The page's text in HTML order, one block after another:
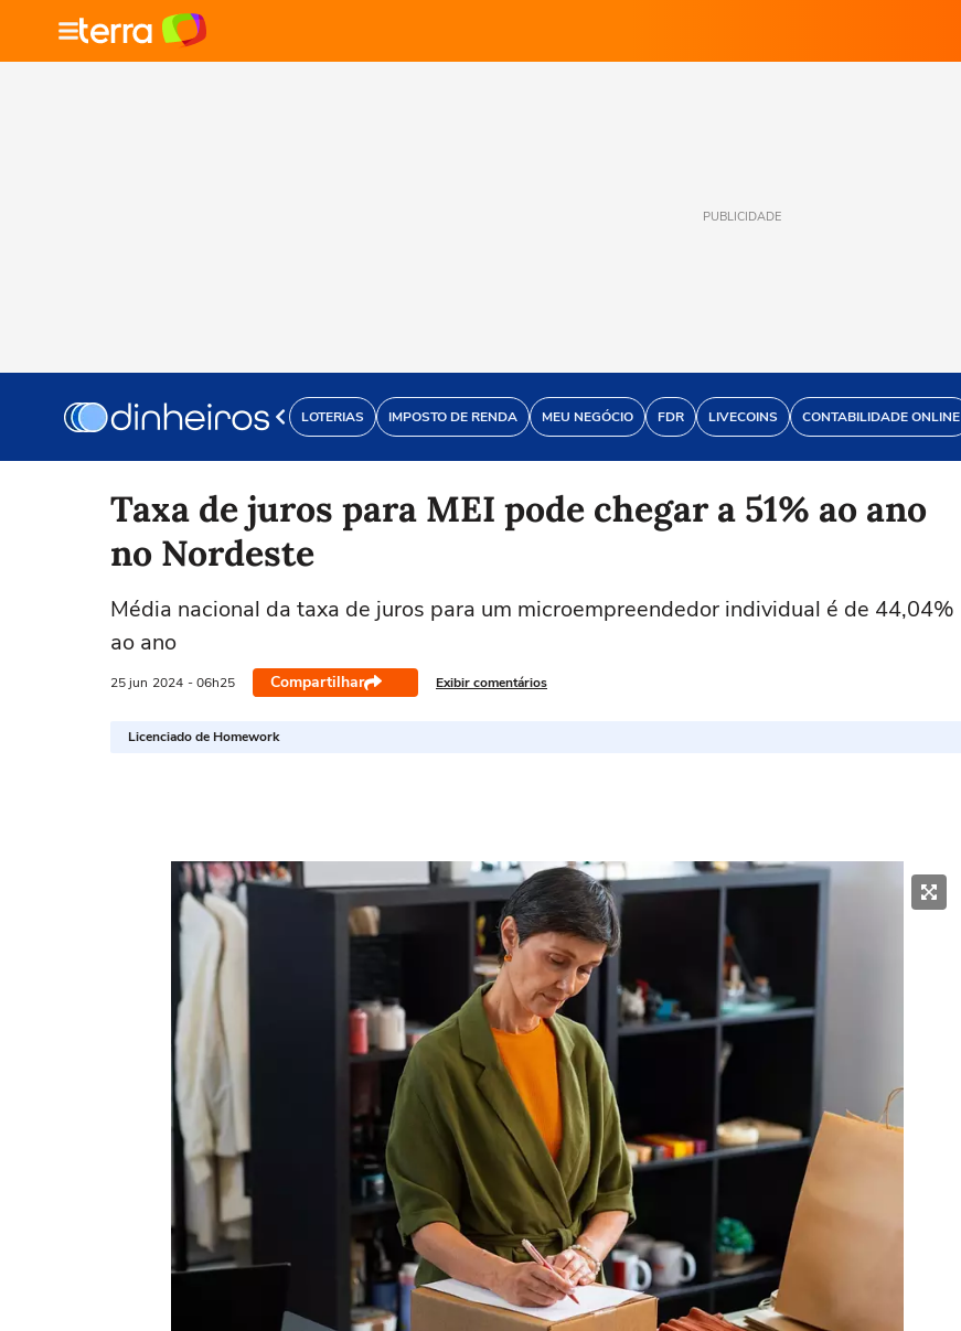
PUBLICIDADE
LOTERIAS IMPOSTO DE RENDA MEU NEGÓCIO FDR LIVECOINS CONTABILIDADE ONLINE
Taxa de juros para MEI pode chegar a 51% ao ano
no Nordeste
Média nacional da taxa de juros para um microempreendedor individual é de 44,04%
ao ano
25 jun 2024 - 06h25 Compartilhar Exibir comentários
Licenciado de Homework